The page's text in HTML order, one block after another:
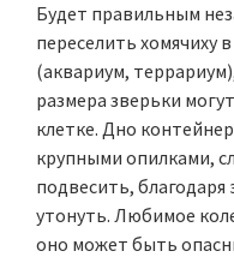
Будет правильным
переселить хомячиху
(аквариум,
размера зверьки
клетке. Дно
крупными опилками,
подвесить,
утонуть. Любимое
оно может быть